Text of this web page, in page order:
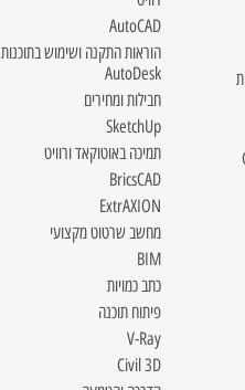
AutoCAD
הוראות התקנה ושימוש בתוכנות
AutoDesk
חבילות ומחירים
SketchUp
תמיכה באוטוקאד ורוויט
BricsCAD
ExtrAXION
מחשב שרטוט מקצועי
BIM
כתב כמויות
פיתוח תוכנה
V-Ray
Civil 3D